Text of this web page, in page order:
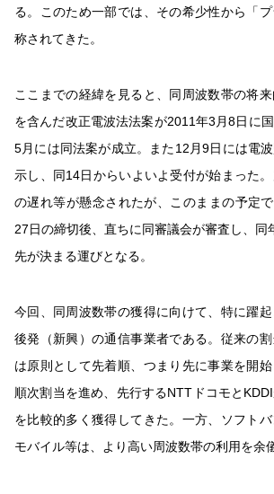
る。このため一部では、その希少性から「
称されてきた。
ここまでの経緯を見ると、同周波数帯の将
を含んだ改正電波法法案が2011年3月8日に
5月には同法案が成立。また12月9日には電
示し、同14日からいよいよ受付が始まった
の遅れ等が懸念されたが、このままの予定
27日の締切後、直ちに同審議会が審査し、同
先が決まる運びとなる。
今回、同周波数帯の獲得に向けて、特に躍起
後発（新興）の通信事業者である。従来の
は原則として先着順、つまり先に事業を開
順次割当を進め、先行するNTTドコモと
を比較的多く獲得してきた。一方、ソフト
モバイル等は、より高い周波数帯の利用を余